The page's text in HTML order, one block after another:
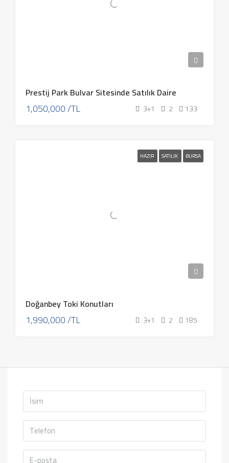
Prestij Park Bulvar Sitesinde Satılık Daire
1,050,000 /TL 3+1 2 133
HAZIR SATILIK BURSA
Doğanbey Toki Konutları
1,990,000 /TL 3+1 2 185